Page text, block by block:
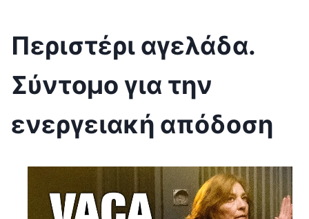
Περιστέρι αγελάδα.
Σύντομο για την
ενεργειακή απόδοση